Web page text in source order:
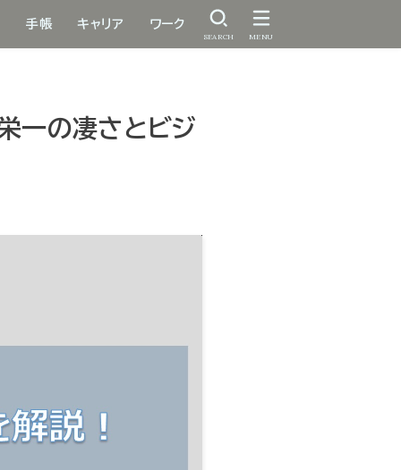
手帳 キャリア ワーク
SEARCH MENU
一の凄さとビジ